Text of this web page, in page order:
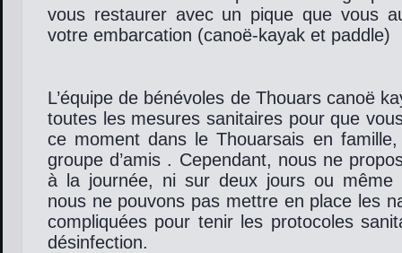
vous restaurer avec un pique que vous
votre embarcation (canoë-kayak et paddle)
L’équipe de bénévoles de Thouars canoë
toutes les mesures sanitaires pour que
ce moment dans le Thouarsais en
groupe d’amis . Cependant, nous ne
à la journée, ni sur deux jours ou même
nous ne pouvons pas mettre en place les
compliquées pour tenir les protocoles
désinfection.